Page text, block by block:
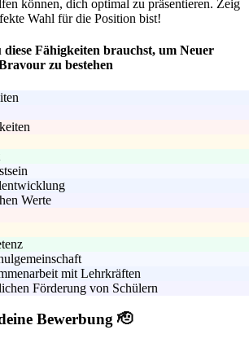
können, dich optimal zu präsentieren. Zeig
Wahl für die Position bist!
Fähigkeiten brauchst, um Neuer
zu bestehen
Werte
mit Lehrkräften
Förderung von Schülern
Bewerbung 🫡